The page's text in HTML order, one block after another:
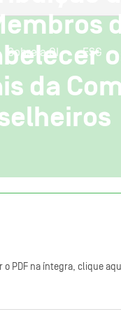
Sobre a OI ESG
da
o PDF na íntegra, clique